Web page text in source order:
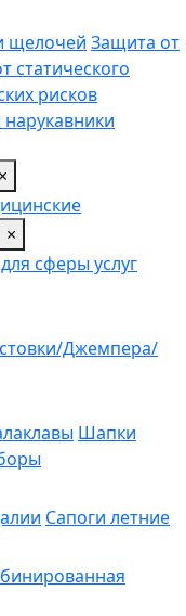
щелочей Защита от
статического
рисков
×
×
сферы услуг
Джемпера/
Шапки
Сапоги летние